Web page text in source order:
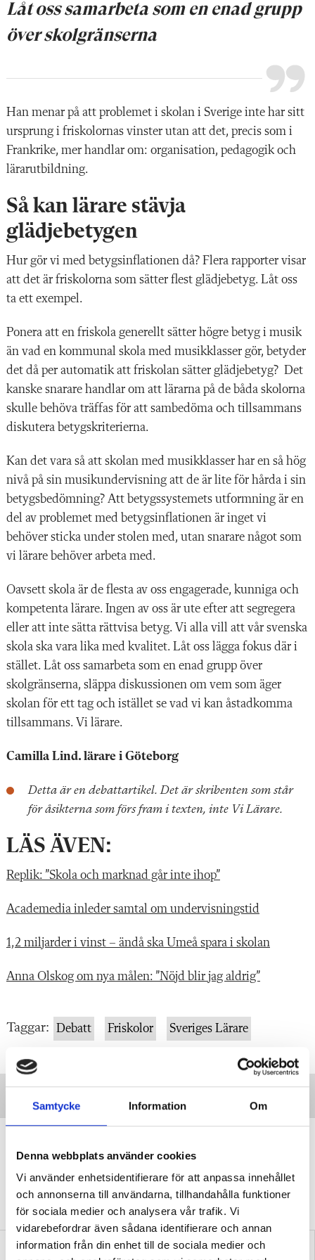
Samtycke Information Om
Denna webbplats använder cookies
Vi använder enhetsidentifierare för att anpassa innehållet
och annonserna till användarna, tillhandahålla funktioner
för sociala medier och analysera vår trafik. Vi
vidarebefordrar även sådana identifierare och annan
information från din enhet till de sociala medier och
Låt oss samarbeta som en enad grupp
över skolgränserna
Han menar på att problemet i skolan i Sverige inte har sitt
ursprung i friskolornas vinster utan att det, precis som i
Frankrike, mer handlar om: organisation, pedagogik och
lärarutbildning.
Så kan lärare stävja
glädjebetygen
Hur gör vi med betygsinflationen då? Flera rapporter visar
att det är friskolorna som sätter flest glädjebetyg. Låt oss
ta ett exempel.
Ponera att en friskola generellt sätter högre betyg i musik
än vad en kommunal skola med musikklasser gör, betyder
det då per automatik att friskolan sätter glädjebetyg? Det
kanske snarare handlar om att lärarna på de båda skolorna
skulle behöva träffas för att sambedöma och tillsammans
diskutera betygskriterierna.
Kan det vara så att skolan med musikklasser har en så hög
nivå på sin musikundervisning att de är lite för hårda i sin
betygsbedömning? Att betygssystemets utformning är en
del av problemet med betygsinflationen är inget vi
behöver sticka under stolen med, utan snarare något som
vi lärare behöver arbeta med.
Oavsett skola är de flesta av oss engagerade, kunniga och
kompetenta lärare. Ingen av oss är ute efter att segregera
eller att inte sätta rättvisa betyg. Vi alla vill att vår svenska
skola ska vara lika med kvalitet. Låt oss lägga fokus där i
stället. Låt oss samarbeta som en enad grupp över
skolgränserna, släppa diskussionen om vem som äger
skolan för ett tag och istället se vad vi kan åstadkomma
tillsammans. Vi lärare.
Camilla Lind. lärare i Göteborg
Detta är en debattartikel. Det är skribenten som står
för åsikterna som förs fram i texten, inte Vi Lärare.
LÄS ÄVEN:
Replik: ”Skola och marknad går inte ihop”
Academedia inleder samtal om undervisningstid
1,2 miljarder i vinst – ändå ska Umeå spara i skolan
Anna Olskog om nya målen: ”Nöjd blir jag aldrig”
Taggar: Debatt Friskolor Sveriges Lärare
klassrum”
VALDEBATTCenterpartiets tioåriga plan:
Inga fler obehöriga lärare.